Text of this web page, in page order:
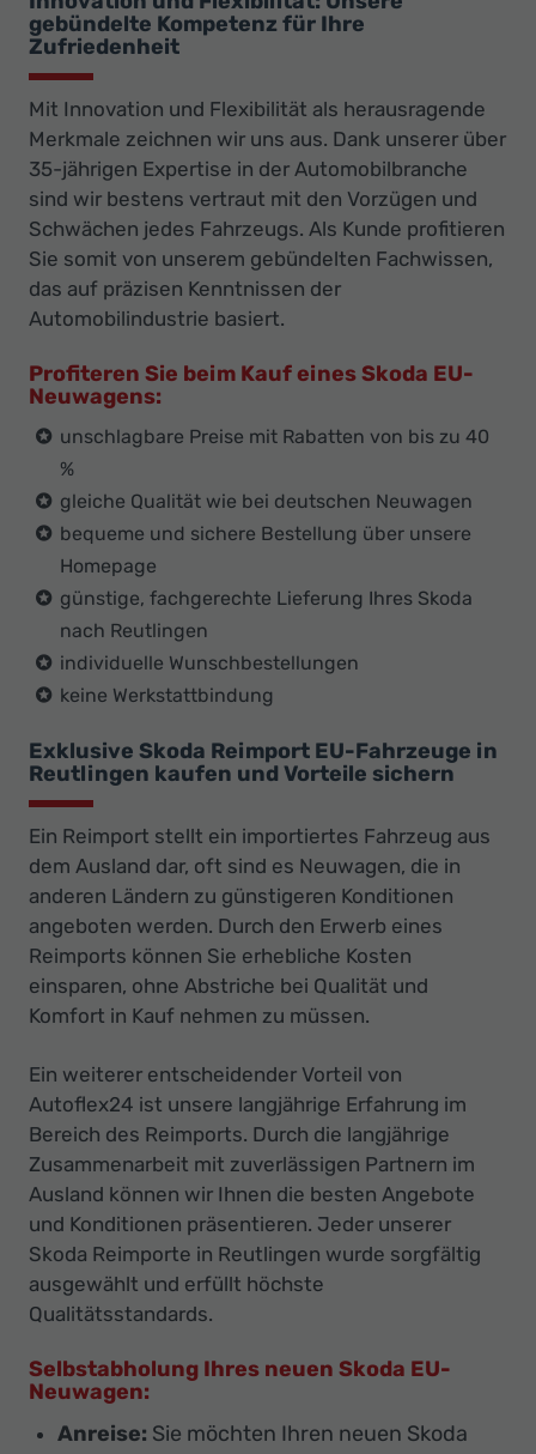
gebündelte Kompetenz für Ihre
Zufriedenheit
Mit Innovation und Flexibilität als herausragende
Merkmale zeichnen wir uns aus. Dank unserer über
35-jährigen Expertise in der Automobilbranche
sind wir bestens vertraut mit den Vorzügen und
Schwächen jedes Fahrzeugs. Als Kunde profitieren
Sie somit von unserem gebündelten Fachwissen,
das auf präzisen Kenntnissen der
Automobilindustrie basiert.
Profiteren Sie beim Kauf eines Skoda EU-
Neuwagens:
unschlagbare Preise mit Rabatten von bis zu 40
%
gleiche Qualität wie bei deutschen Neuwagen
bequeme und sichere Bestellung über unsere
Homepage
günstige, fachgerechte Lieferung Ihres Skoda
nach Reutlingen
individuelle Wunschbestellungen
keine Werkstattbindung
Exklusive Skoda Reimport EU-Fahrzeuge in
Reutlingen kaufen und Vorteile sichern
Ein Reimport stellt ein importiertes Fahrzeug aus
dem Ausland dar, oft sind es Neuwagen, die in
anderen Ländern zu günstigeren Konditionen
angeboten werden. Durch den Erwerb eines
Reimports können Sie erhebliche Kosten
einsparen, ohne Abstriche bei Qualität und
Komfort in Kauf nehmen zu müssen.
Ein weiterer entscheidender Vorteil von
Autoflex24 ist unsere langjährige Erfahrung im
Bereich des Reimports. Durch die langjährige
Zusammenarbeit mit zuverlässigen Partnern im
Ausland können wir Ihnen die besten Angebote
und Konditionen präsentieren. Jeder unserer
Skoda Reimporte in Reutlingen wurde sorgfältig
ausgewählt und erfüllt höchste
Qualitätsstandards.
Selbstabholung Ihres neuen Skoda EU-
Neuwagen:
Anreise: Sie möchten Ihren neuen Skoda